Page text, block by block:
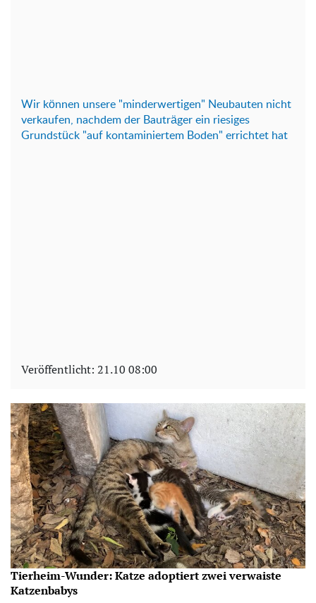
Wir können unsere "minderwertigen" Neubauten nicht
verkaufen, nachdem der Bauträger ein riesiges
Grundstück "auf kontaminiertem Boden" errichtet hat
Veröffentlicht: 21.10 08:00
Tierheim-Wunder: Katze adoptiert zwei verwaiste
Katzenbabys